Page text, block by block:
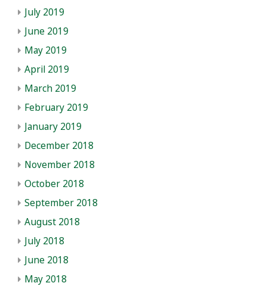
July 2019
June 2019
May 2019
April 2019
March 2019
February 2019
January 2019
December 2018
November 2018
October 2018
September 2018
August 2018
July 2018
June 2018
May 2018